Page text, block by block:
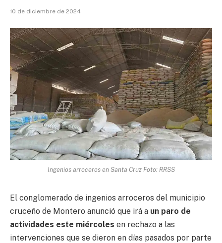
10 de diciembre de 2024
Ingenios arroceros en Santa Cruz Foto: RRSS
El conglomerado de ingenios arroceros del municipio
cruceño de Montero anunció que irá a un paro de
actividades este miércoles en rechazo a las
intervenciones que se dieron en días pasados por parte